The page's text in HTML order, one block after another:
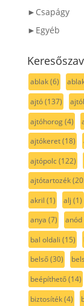
►Csapágy
►Egyéb
ablak(6)
ajtó(137)
ajtóhorog(4)
ajtókeret(18)
ajtópolc(122)
ajtótartozék
akril (1) alj (1)
anya (7) anód
bal oldali (15)
belső(30)
beépíthető(14)
biztosíték(4)